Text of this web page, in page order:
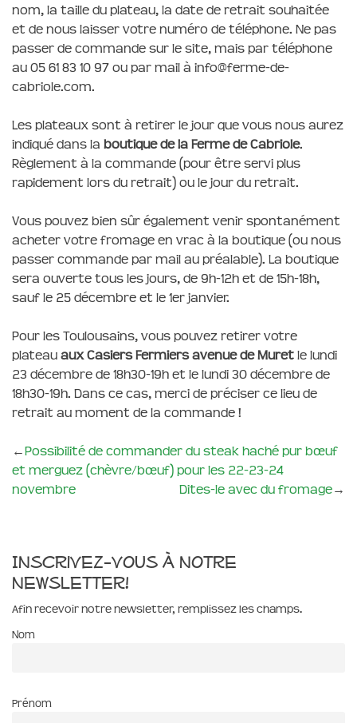
nom, la taille du plateau, la date de retrait souhaitée
et de nous laisser votre numéro de téléphone. Ne pas
passer de commande sur le site, mais par téléphone
au 05 61 83 10 97 ou par mail à info@ferme-de-
cabriole.com.
Les plateaux sont à retirer le jour que vous nous aurez
indiqué dans la boutique de la Ferme de Cabriole.
Règlement à la commande (pour être servi plus
rapidement lors du retrait) ou le jour du retrait.
Vous pouvez bien sûr également venir spontanément
acheter votre fromage en vrac à la boutique (ou nous
passer commande par mail au préalable). La boutique
sera ouverte tous les jours, de 9h-12h et de 15h-18h,
sauf le 25 décembre et le 1er janvier.
Pour les Toulousains, vous pouvez retirer votre
plateau aux Casiers Fermiers avenue de Muret le lundi
23 décembre de 18h30-19h et le lundi 30 décembre de
18h30-19h. Dans ce cas, merci de préciser ce lieu de
retrait au moment de la commande !
←Possibilité de commander du steak haché pur bœuf
et merguez (chèvre/bœuf) pour les 22-23-24
novembre
Dites-le avec du fromage→
Inscrivez-vous à notre
newsletter!
Afin recevoir notre newsletter, remplissez les champs.
Nom
Prénom